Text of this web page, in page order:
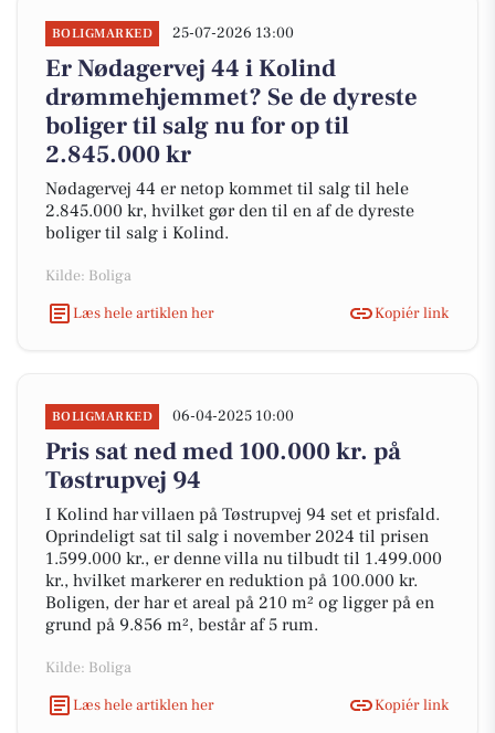
BOLIGMARKED 25-07-2026 13:00
Er Nødagervej 44 i Kolind
drømmehjemmet? Se de dyreste
boliger til salg nu for op til
2.845.000 kr
Nødagervej 44 er netop kommet til salg til hele
2.845.000 kr, hvilket gør den til en af de dyreste
boliger til salg i Kolind.
Kilde: Boliga
Læs hele artiklen her
Kopiér link
BOLIGMARKED 06-04-2025 10:00
Pris sat ned med 100.000 kr. på
Tøstrupvej 94
I Kolind har villaen på Tøstrupvej 94 set et prisfald.
Oprindeligt sat til salg i november 2024 til prisen
1.599.000 kr., er denne villa nu tilbudt til 1.499.000
kr., hvilket markerer en reduktion på 100.000 kr.
Boligen, der har et areal på 210 m² og ligger på en
grund på 9.856 m², består af 5 rum.
Kilde: Boliga
Læs hele artiklen her
Kopiér link